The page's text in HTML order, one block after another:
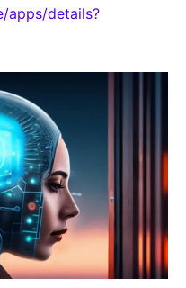
apps/details?